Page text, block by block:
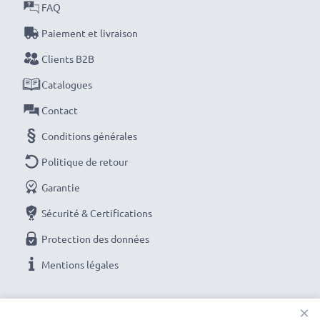
FAQ
Paiement et livraison
Clients B2B
Catalogues
Contact
Conditions générales
Politique de retour
Garantie
Sécurité & Certifications
Protection des données
Mentions légales
×